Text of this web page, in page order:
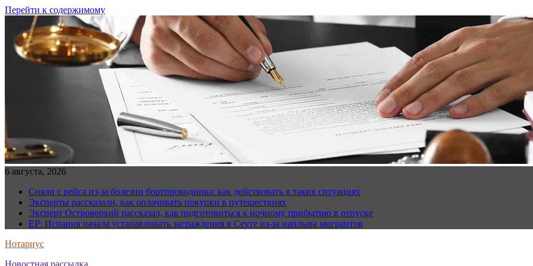
Перейти к содержимому
6 августа, 2026
Сняли с рейса из-за болезни бортпроводника: как действовать в таких ситуациях
Эксперты рассказали, как оплачивать покупки в путешествиях
Эксперт Островерхий рассказал, как подготовиться к ночному прибытию в отпуске
EP: Испания начала устанавливать заграждения в Сеуте из-за наплыва мигрантов
Нотариус
Новостная рассылка